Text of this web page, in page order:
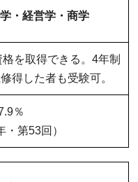
・経営学・商学
を取得できる。4年制
得した者も受験可。
％
・第53回）